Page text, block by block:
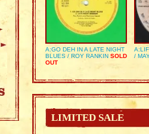
A:GO DEH IN A LATE NIGHT
BLUES / ROY RANKIN SOLD
OUT
/
LIMITED SALE